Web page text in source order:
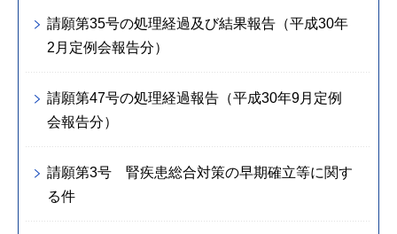
請願第35号の処理経過及び結果報告（平成30年
2月定例会報告分）
請願第47号の処理経過報告（平成30年9月定例
会報告分）
請願第3号 腎疾患総合対策の早期確立等に関す
る件